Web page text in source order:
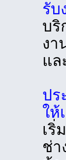
รับ
บริ
งา
แ
ปร
ให้
เริ่
ช่า